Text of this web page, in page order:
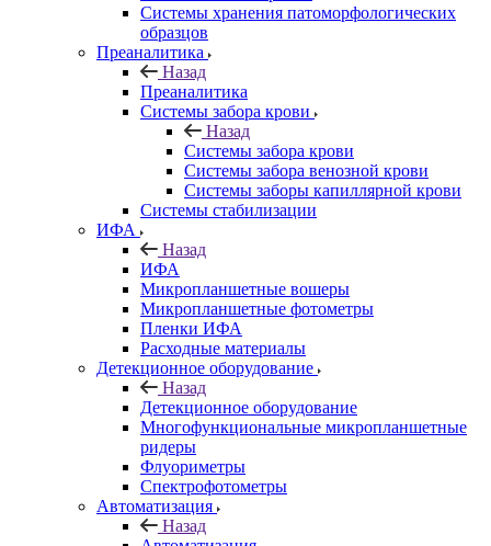
Системы хранения патоморфологических
образцов
Преаналитика
Назад
Преаналитика
Системы забора крови
Назад
Системы забора крови
Системы забора венозной крови
Системы заборы капиллярной крови
Системы стабилизации
ИФА
Назад
ИФА
Микропланшетные вошеры
Микропланшетные фотометры
Пленки ИФА
Расходные материалы
Детекционное оборудование
Назад
Детекционное оборудование
Многофункциональные микропланшетные
ридеры
Флуориметры
Спектрофотометры
Автоматизация
Назад